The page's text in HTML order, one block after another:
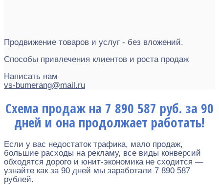
Продвижение товаров и услуг - без вложений.
Способы привлечения клиентов и роста продаж
Написать нам
vs-bumerang@mail.ru
Схема продаж на 7 890 587 руб. за 90
дней и она продолжает работать!
Если у вас недостаток трафика, мало продаж,
большие расходы на рекламу, все виды конверсий
обходятся дорого и юнит-экономика не сходится —
узнайте как за 90 дней мы заработали 7 890 587
рублей.